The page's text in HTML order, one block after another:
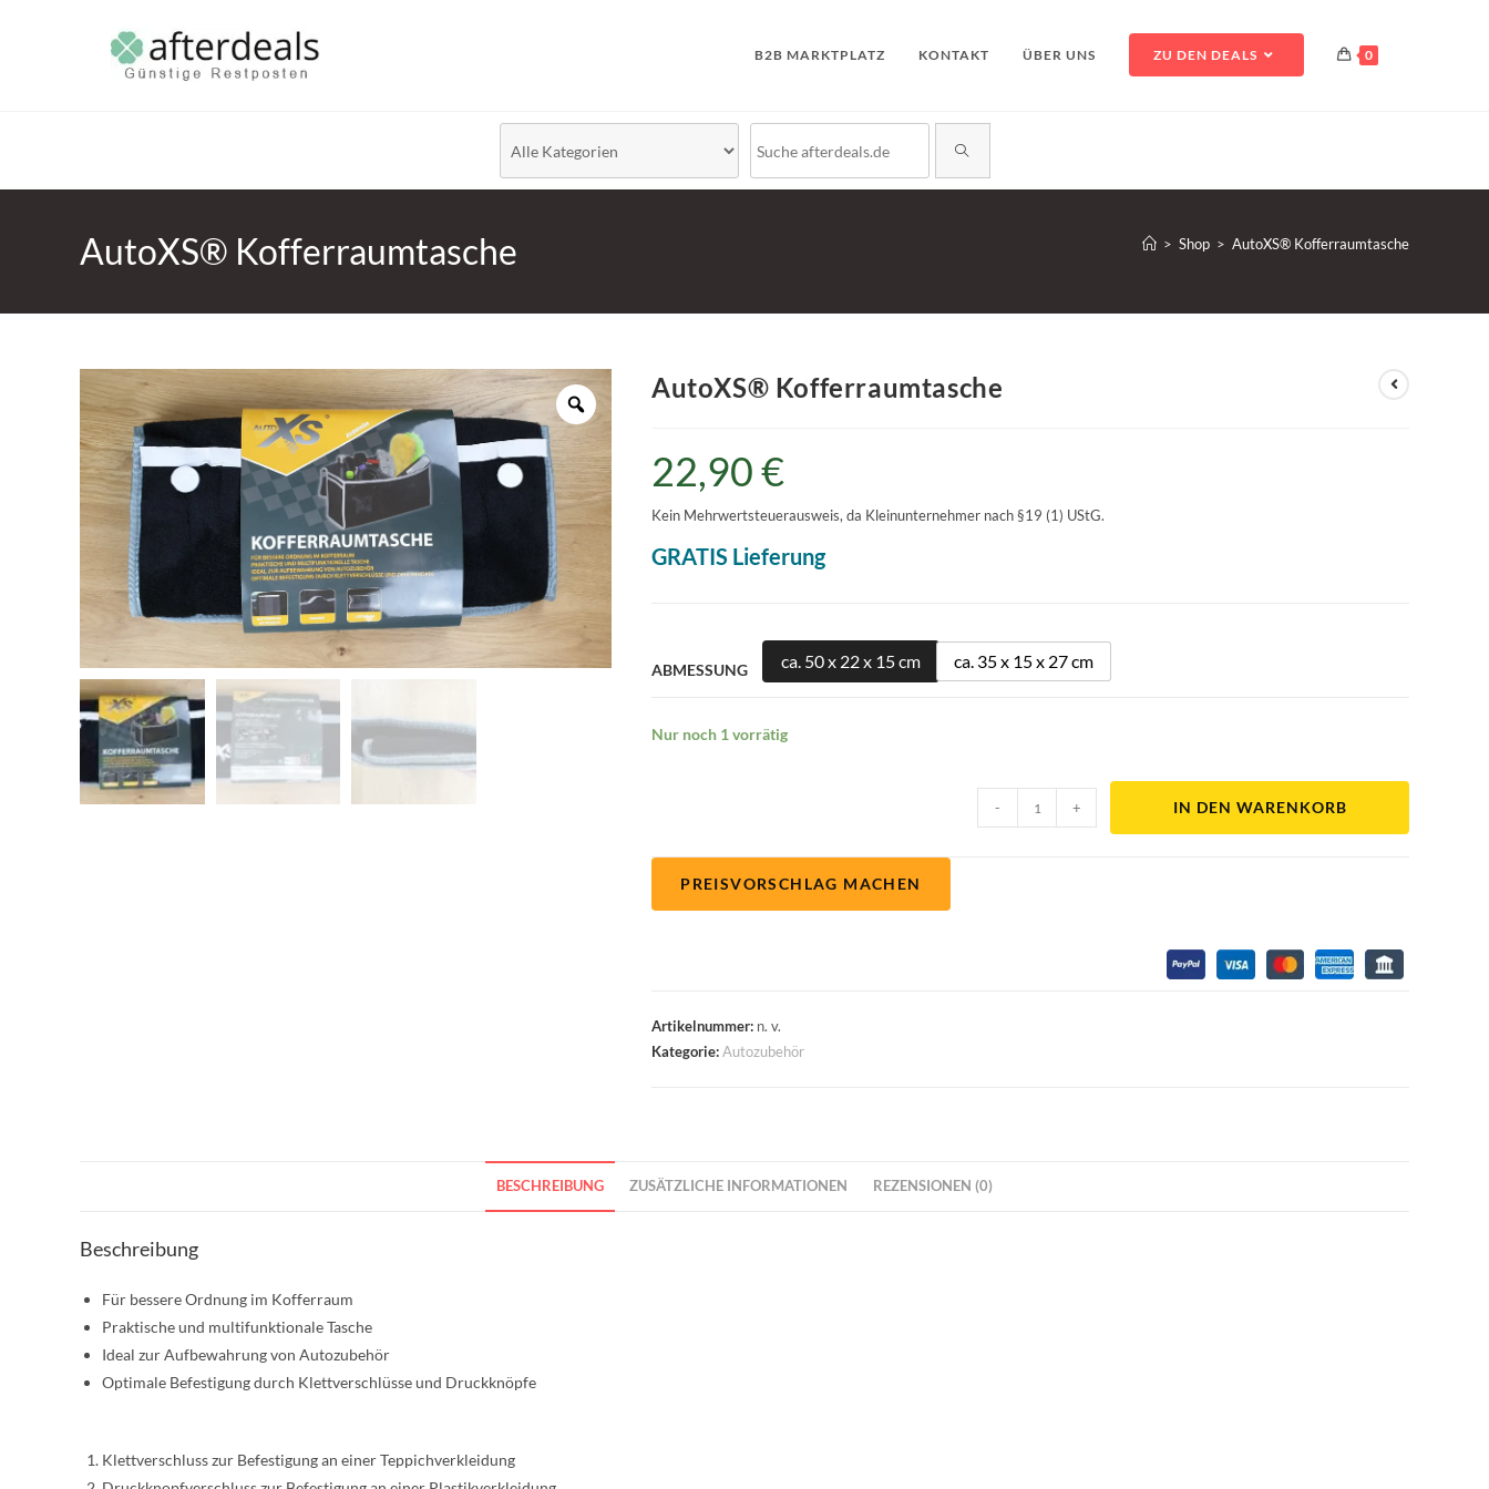
B2B MARKTPLATZ KONTAKT ÜBER UNS ZU DEN DEALS 0
AutoXS® Kofferraumtasche > Shop > AutoXS® Kofferraumtasche
AutoXS® Kofferraumtasche
22,90€
Kein Mehrwertsteuerausweis, da Kleinunternehmer nach §19 (1) UStG.
GRATIS Lieferung
ABMESSUNG ca. 50 x 22 x 15 cm ca. 35 x 15 x 27 cm
Nur noch 1 vorrätig
- + IN DEN WARENKORB
PREISVORSCHLAG MACHEN
Artikelnummer: n. v.
Kategorie:Autozubehör
BESCHREIBUNG ZUSÄTZLICHE INFORMATIONEN REZENSIONEN (0)
Beschreibung
Für bessere Ordnung im Kofferraum
Praktische und multifunktionale Tasche
Ideal zur Aufbewahrung von Autozubehör
Optimale Befestigung durch Klettverschlüsse und Druckknöpfe
Klettverschluss zur Befestigung an einer Teppichverkleidung